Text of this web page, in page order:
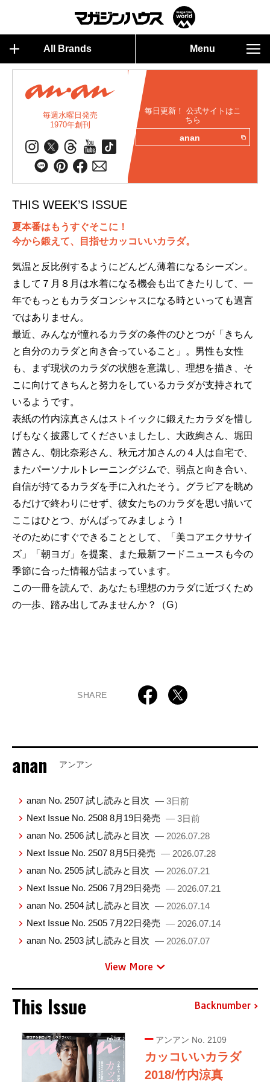
All Brands Menu
毎週水曜日発売
1970年創刊
毎日更新！ 公式サイトはこ
ちら
anan
THIS WEEK’S ISSUE
夏本番はもうすぐそこに！
今から鍛えて、目指せカッコいいカラダ。
気温と反比例するようにどんどん薄着になるシーズン。
まして７月８月は水着になる機会も出てきたりして、一
年でもっともカラダコンシャスになる時といっても過言
ではありません。
最近、みんなが憧れるカラダの条件のひとつが「きちん
と自分のカラダと向き合っていること」。男性も女性
も、まず現状のカラダの状態を意識し、理想を描き、そ
こに向けてきちんと努力をしているカラダが支持されて
いるようです。
表紙の竹内涼真さんはストイックに鍛えたカラダを惜し
げもなく披露してくださいましたし、大政絢さん、堀田
茜さん、朝比奈彩さん、秋元才加さんの４人は自宅で、
またパーソナルトレーニングジムで、弱点と向き合い、
自信が持てるカラダを手に入れたそう。グラビアを眺め
るだけで終わりにせず、彼女たちのカラダを思い描いて
ここはひとつ、がんばってみましょう！
そのためにすぐできることとして、「美コアエクササイ
ズ」「朝ヨガ」を提案、また最新フードニュースも今の
季節に合った情報が詰まっています。
この一冊を読んで、あなたも理想のカラダに近づくため
の一歩、踏み出してみませんか？（G）
SHARE
anan アンアン
anan No. 2507 試し読みと目次 — 3日前
Next Issue No. 2508 8月19日発売 — 3日前
anan No. 2506 試し読みと目次 — 2026.07.28
Next Issue No. 2507 8月5日発売 — 2026.07.28
anan No. 2505 試し読みと目次 — 2026.07.21
Next Issue No. 2506 7月29日発売 — 2026.07.21
anan No. 2504 試し読みと目次 — 2026.07.14
Next Issue No. 2505 7月22日発売 — 2026.07.14
anan No. 2503 試し読みと目次 — 2026.07.07
View More
This Issue Backnumber
アンアン No. 2109
カッコいいカラダ
2018/竹内涼真